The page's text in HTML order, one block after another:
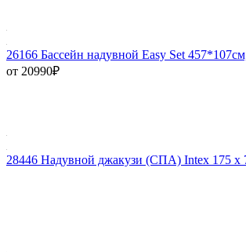
26166 Бассейн надувной Easy Set
от 20990₽
28446 Надувной джакузи (СПА) Intex 175 x